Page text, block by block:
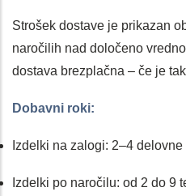
Strošek dostave je prikazan
naročilih nad določeno
dostava brezplačna – če je
Dobavni roki:
Izdelki na zalogi: 2–4 delovne
Izdelki po naročilu: od 2 do 9